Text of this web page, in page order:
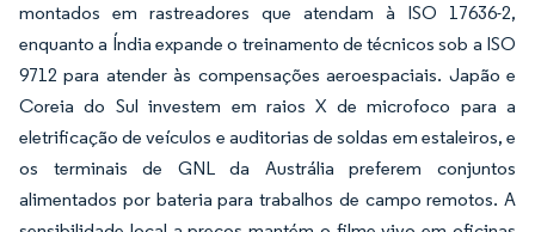
montados em rastreadores que atendam à ISO 17636-2,
enquanto a Índia expande o treinamento de técnicos sob a ISO
9712 para atender às compensações aeroespaciais. Japão e
Coreia do Sul investem em raios X de microfoco para a
eletrificação de veículos e auditorias de soldas em estaleiros, e
os terminais de GNL da Austrália preferem conjuntos
alimentados por bateria para trabalhos de campo remotos. A